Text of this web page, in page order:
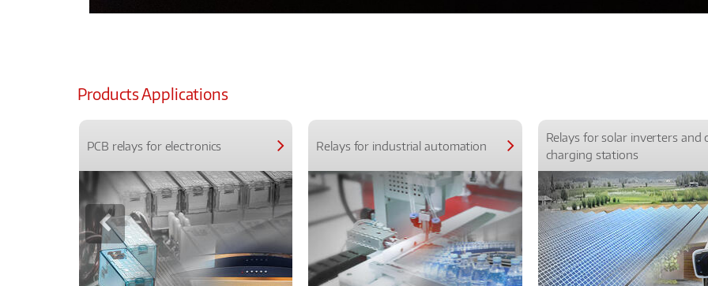
Products Applications
PCB relays for electronics Relays for industrial automation
Relays for solar inverters and
charging stations